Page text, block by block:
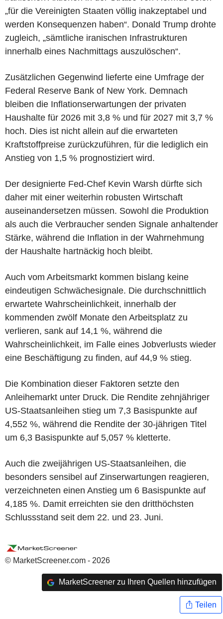
„für die Vereinigten Staaten völlig inakzeptabel und
werden Konsequenzen haben“. Donald Trump drohte
zugleich, „sämtliche iranischen Infrastrukturen
innerhalb eines Nachmittags auszulöschen“.
Zusätzlichen Gegenwind lieferte eine Umfrage der
Federal Reserve Bank of New York. Demnach
bleiben die Inflationserwartungen der privaten
Haushalte für 2026 mit 3,8 % und für 2027 mit 3,7 %
hoch. Dies ist nicht allein auf die erwarteten
Kraftstoffpreise zurückzuführen, für die lediglich ein
Anstieg von 1,5 % prognostiziert wird.
Der designierte Fed-Chef Kevin Warsh dürfte sich
daher mit einer weiterhin robusten Wirtschaft
auseinandersetzen müssen. Sowohl die Produktion
als auch die Verbraucher senden Signale anhaltender
Stärke, während die Inflation in der Wahrnehmung
der Haushalte hartnäckig hoch bleibt.
Auch vom Arbeitsmarkt kommen bislang keine
eindeutigen Schwächesignale. Die durchschnittlich
erwartete Wahrscheinlichkeit, innerhalb der
kommenden zwölf Monate den Arbeitsplatz zu
verlieren, sank auf 14,1 %, während die
Wahrscheinlichkeit, im Falle eines Jobverlusts wieder
eine Beschäftigung zu finden, auf 44,9 % stieg.
Die Kombination dieser Faktoren setzte den
Anleihemarkt unter Druck. Die Rendite zehnjähriger
US-Staatsanleihen stieg um 7,3 Basispunkte auf
4,552 %, während die Rendite der 30-jährigen Titel
um 6,3 Basispunkte auf 5,057 % kletterte.
Auch die zweijährigen US-Staatsanleihen, die
besonders sensibel auf Zinserwartungen reagieren,
verzeichneten einen Anstieg um 6 Basispunkte auf
4,185 %. Damit erreichten sie den dritthöchsten
Schlussstand seit dem 22. und 23. Juni.
© MarketScreener.com - 2026
MarketScreener zu Ihren Quellen hinzufügen
Teilen